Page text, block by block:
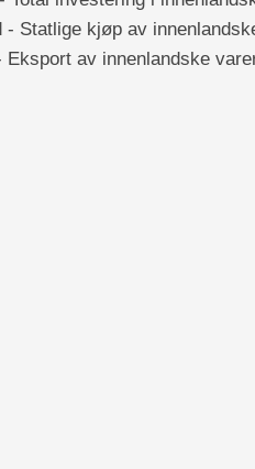
- Statlige kjøp av
Eksport av innenlandske